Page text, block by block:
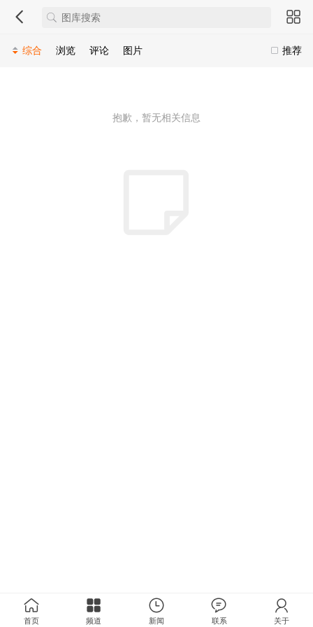
推荐
综合 浏览 评论 图片
抱歉，暂无相关信息
首页 频道 新闻 联系 关于